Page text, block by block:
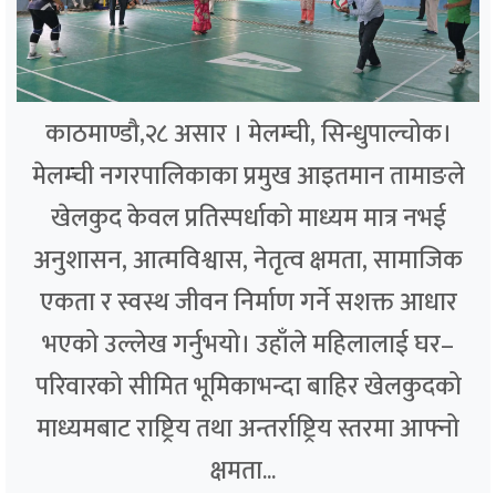
काठमाण्डौ,२८ असार । मेलम्ची, सिन्धुपाल्चोक।
मेलम्ची नगरपालिकाका प्रमुख आइतमान तामाङले
खेलकुद केवल प्रतिस्पर्धाको माध्यम मात्र नभई
अनुशासन, आत्मविश्वास, नेतृत्व क्षमता, सामाजिक
एकता र स्वस्थ जीवन निर्माण गर्ने सशक्त आधार
भएको उल्लेख गर्नुभयो। उहाँले महिलालाई घर–
परिवारको सीमित भूमिकाभन्दा बाहिर खेलकुदको
माध्यमबाट राष्ट्रिय तथा अन्तर्राष्ट्रिय स्तरमा आफ्नो
क्षमता...